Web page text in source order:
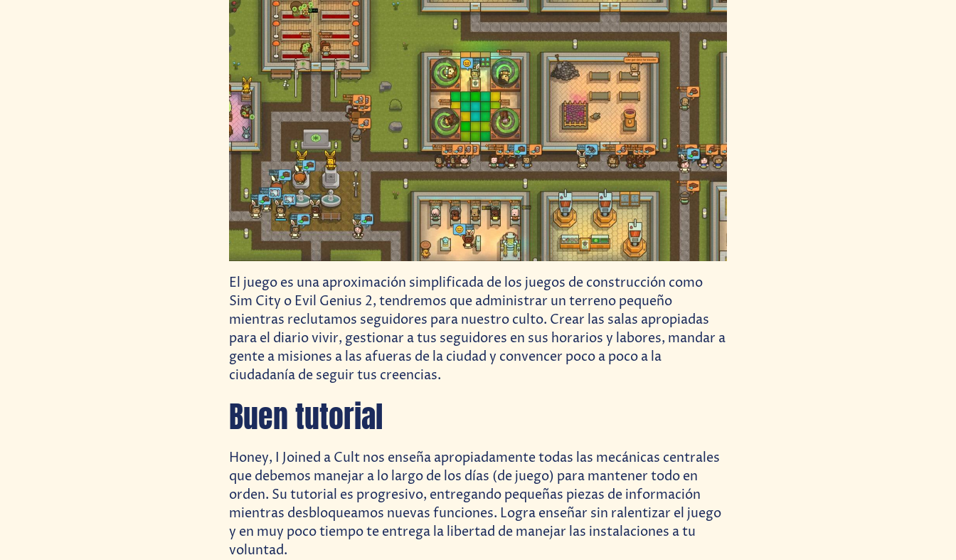
El juego es una aproximación simplificada de los juegos de construcción como
Sim City o Evil Genius 2, tendremos que administrar un terreno pequeño
mientras reclutamos seguidores para nuestro culto. Crear las salas apropiadas
para el diario vivir, gestionar a tus seguidores en sus horarios y labores, mandar a
gente a misiones a las afueras de la ciudad y convencer poco a poco a la
ciudadanía de seguir tus creencias.
Buen tutorial
Honey, I Joined a Cult nos enseña apropiadamente todas las mecánicas centrales
que debemos manejar a lo largo de los días (de juego) para mantener todo en
orden. Su tutorial es progresivo, entregando pequeñas piezas de información
mientras desbloqueamos nuevas funciones. Logra enseñar sin ralentizar el juego
y en muy poco tiempo te entrega la libertad de manejar las instalaciones a tu
voluntad.